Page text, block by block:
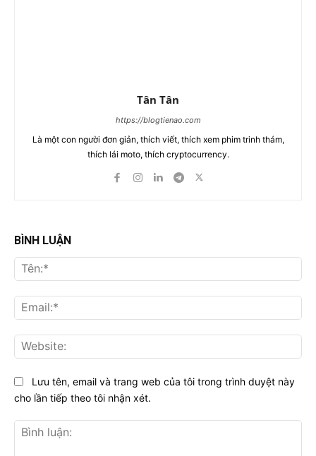
Tân Tân
https://blogtienao.com
Là một con người đơn giản, thích viết, thích xem phim trinh thám,
thích lái moto, thích cryptocurrency.
BÌNH LUẬN
Lưu tên, email và trang web của tôi trong trình duyệt này
cho lần tiếp theo tôi nhận xét.